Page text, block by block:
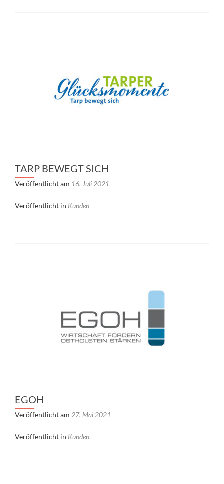
TARP BEWEGT SICH
Veröffentlicht am 16. Juli 2021
Veröffentlicht in Kunden
EGOH
Veröffentlicht am 27. Mai 2021
Veröffentlicht in Kunden